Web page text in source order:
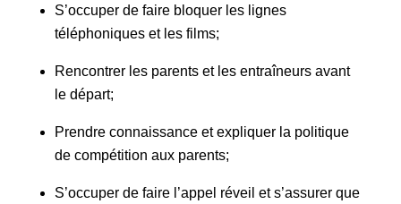
S’occuper de faire bloquer les lignes
téléphoniques et les films;
Rencontrer les parents et les entraîneurs avant
le départ;
Prendre connaissance et expliquer la politique
de compétition aux parents;
S’occuper de faire l’appel réveil et s’assurer que